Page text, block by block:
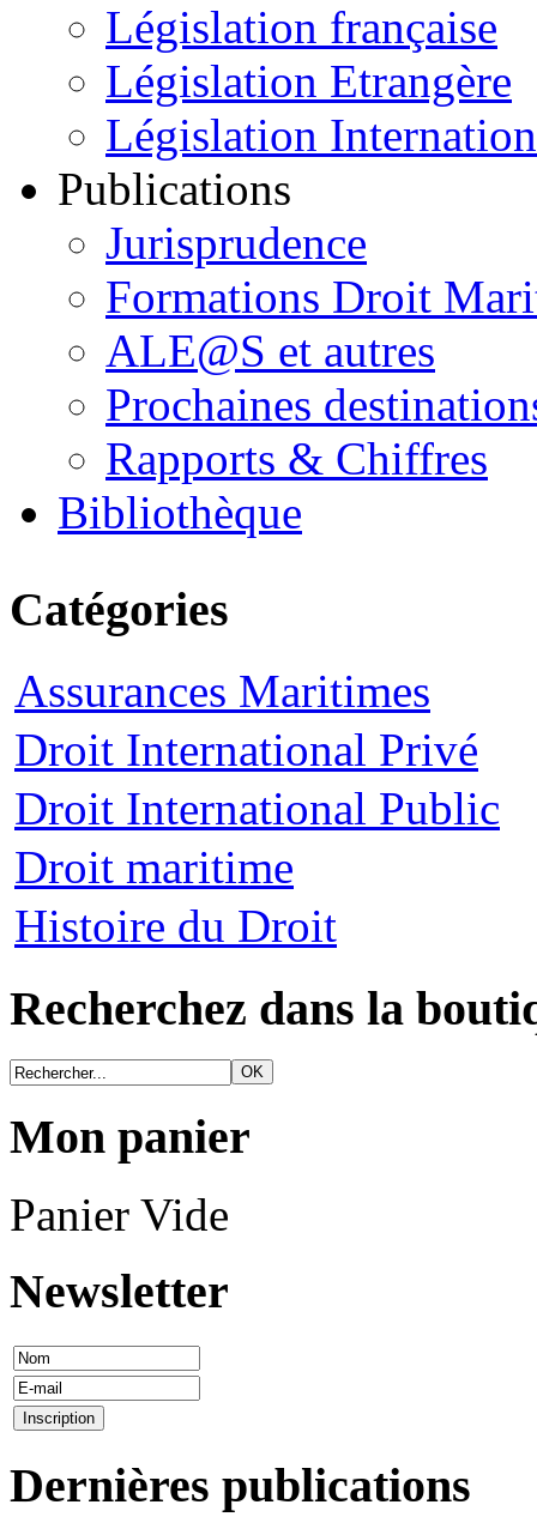
Législation française
Législation Etrangère
Législation
Publications
Jurisprudence
Formations Droit
ALE@S et autres
Prochaines
Rapports & Chiffres
Bibliothèque
Catégories
Assurances Maritimes
Droit International Privé
Droit International Public
Droit maritime
Histoire du Droit
Recherchez dans la
Mon panier
Panier Vide
Newsletter
Dernières publications